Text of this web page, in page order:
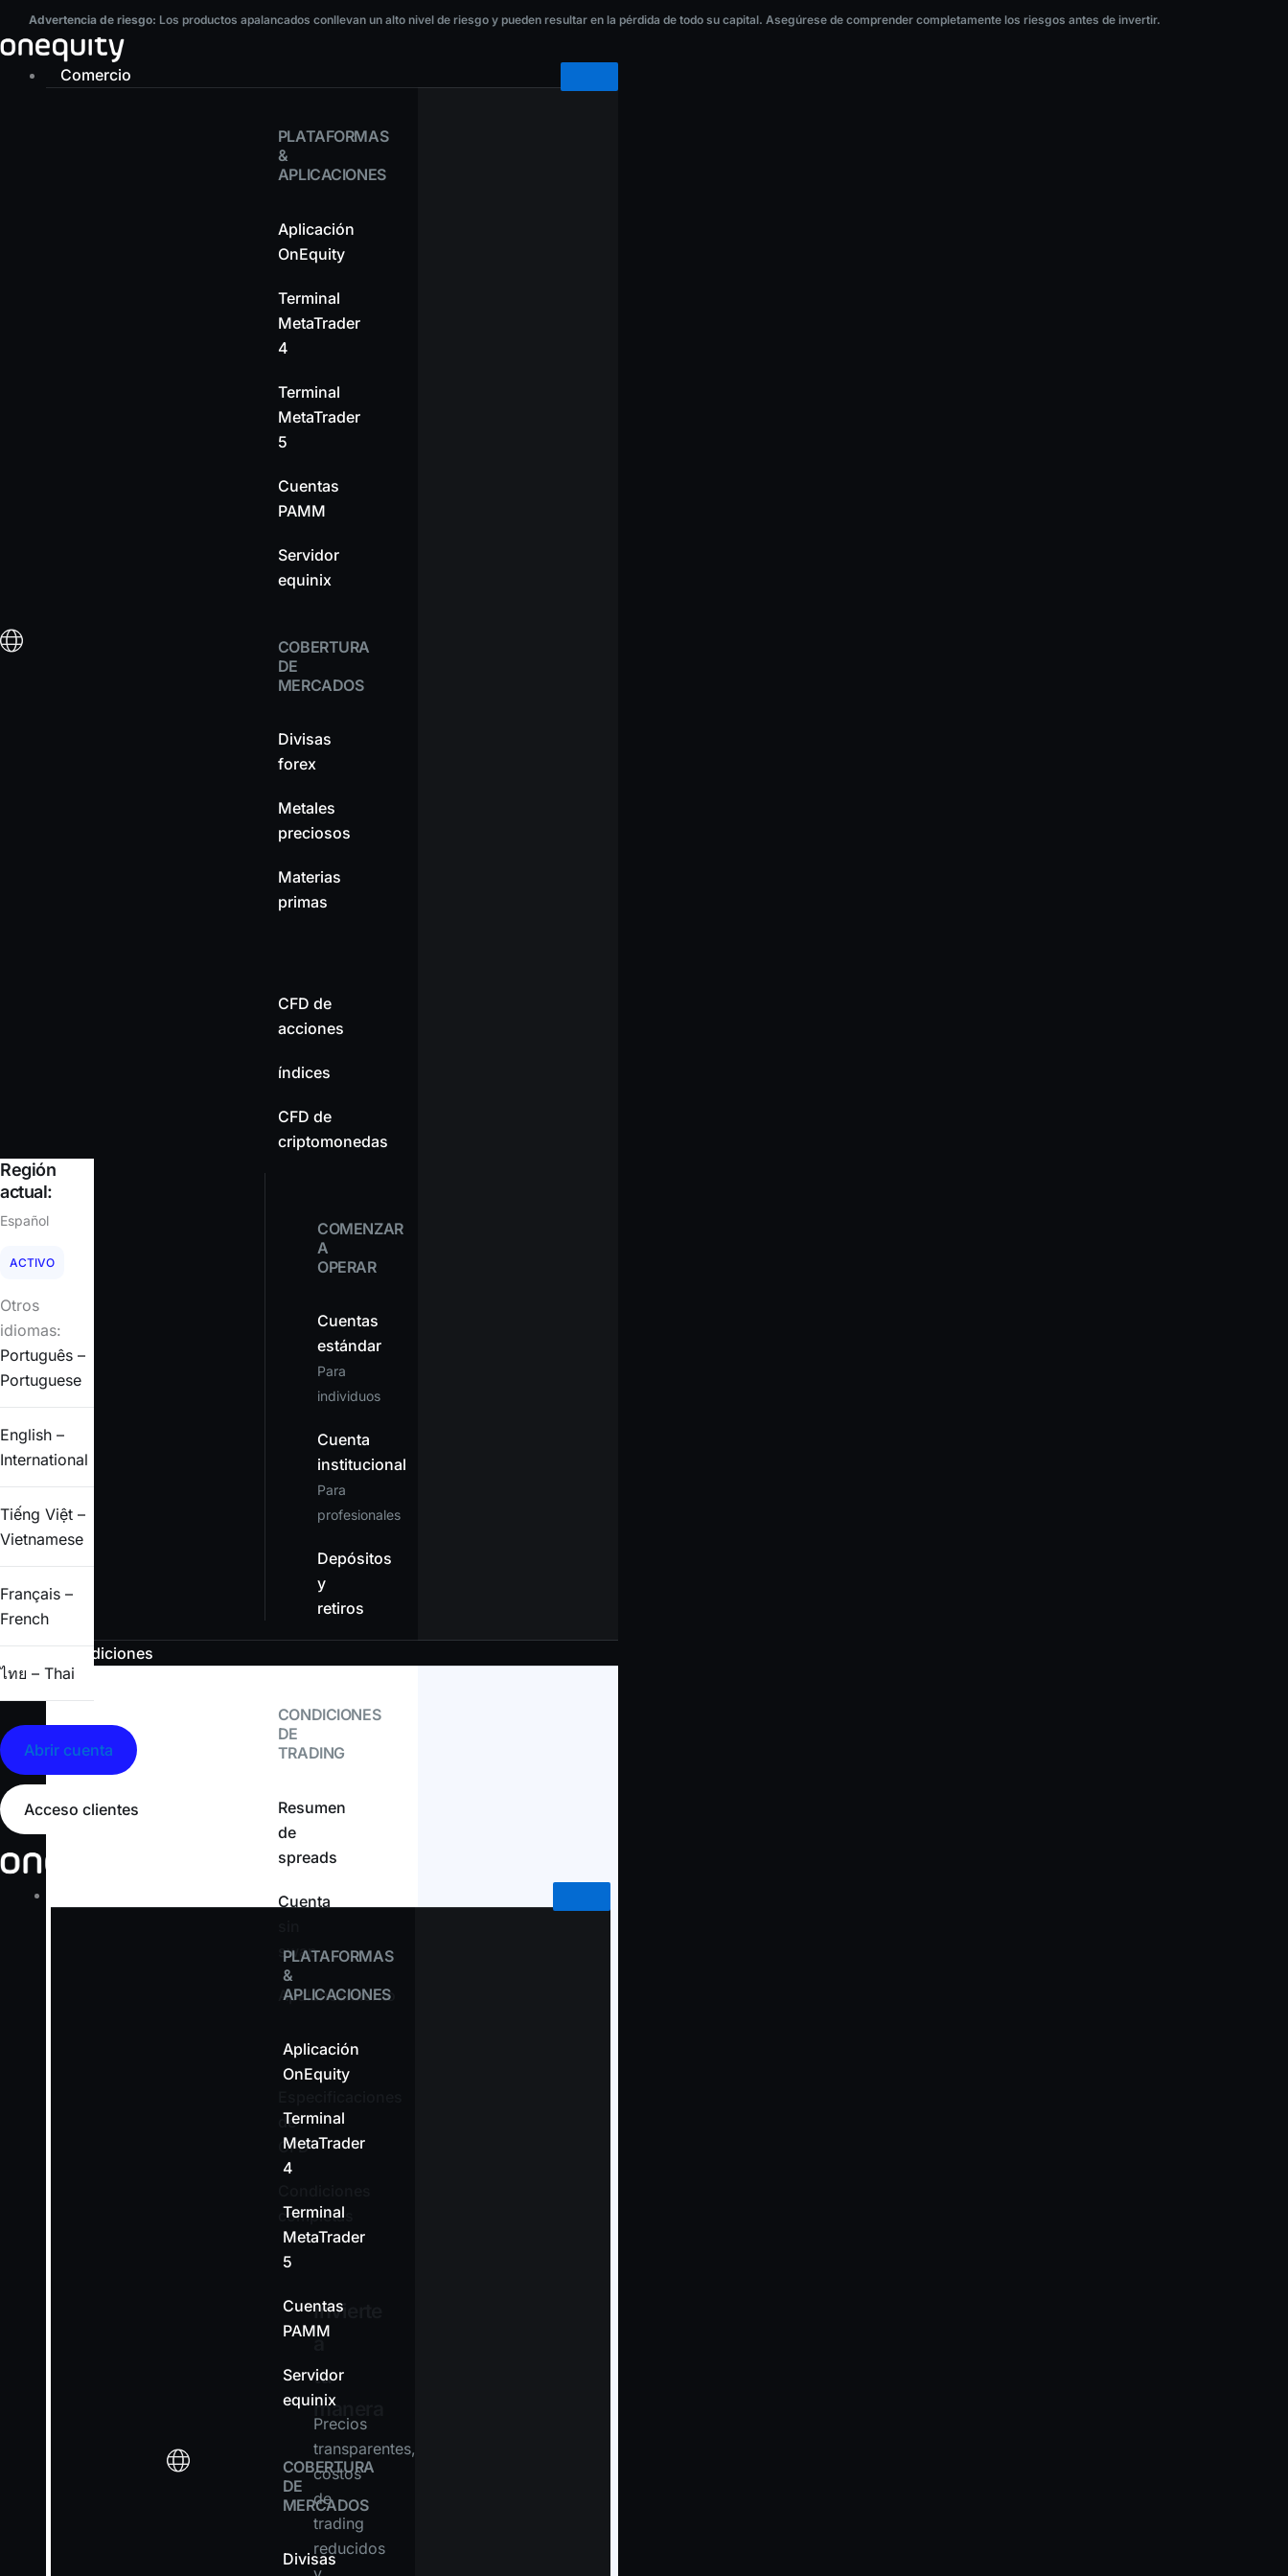
al
contenido
Advertencia de riesgo: Los productos apalancados conllevan un alto nivel de riesgo y pueden resultar en la pérdida de todo su capital. Asegúrese de comprender completamente los riesgos antes de invertir.
Advertencia de riesgo:Los productos apalancados conllevan un alto nivel de riesgo y pueden resultar en la pérdida de todo su capital. Asegúrese de comprender completamente los riesgos antes de invertir.
Comercio
PLATAFORMAS
&
APLICACIONES
Aplicación
OnEquity
Terminal
MetaTrader
4
Terminal
MetaTrader
5
Cuentas
PAMM
Servidor
equinix
COBERTURA
DE
MERCADOS
Divisas
forex
Metales
preciosos
Materias
primas
CFD de
acciones
índices
CFD de
criptomonedas
COMENZAR
A
OPERAR
Cuentas
estándar
Para
individuos
Cuenta
institucional
Para
profesionales
Depósitos
y
retiros
Condiciones
CONDICIONES
DE
TRADING
Resumen
de
spreads
Cuenta
swap
Apalancamiento
de
CFD
completas
Invierte
a
tu
manera
Precios
transparentes,
costos
de
trading
reducidos
Región
actual:
Español
ACTIVO
Otros
idiomas:
Português –
Portuguese
English –
International
Tiếng Việt –
Vietnamese
Français –
French
ไทย – Thai
Abrir cuenta
Acceso clientes
PLATAFORMAS
&
APLICACIONES
Aplicación
OnEquity
Terminal
MetaTrader
4
Terminal
MetaTrader
5
Cuentas
PAMM
Servidor
equinix
COBERTURA
DE
MERCADOS
Divisas